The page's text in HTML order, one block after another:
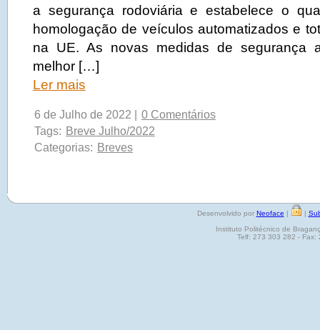
a segurança rodoviária e estabelece o
homologação de veículos automatizados e
na UE. As novas medidas de segurança
melhor […]
Ler mais
6 de Julho de 2022 |
0 Comentários
Tags: Breve Julho/2022
Categorias: Breves
Desenvolvido por Neoface | |
Instituto Politécnico de
Telf: 273 303 282 - Fax: